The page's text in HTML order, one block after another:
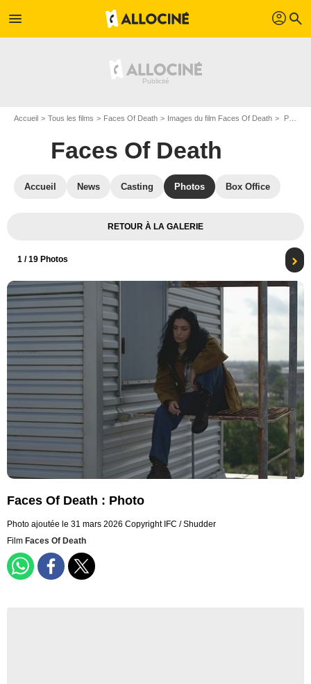
menu profil search
Accueil Tous les films Faces Of Death Images du film Faces Of Death Photo du film Faces Of Death - Photo 1
Faces Of Death
Accueil News Casting Photos Box Office
RETOUR À LA GALERIE
1 / 19 Photos
Faces Of Death : Photo
Photo ajoutée le 31 mars 2026 Copyright IFC / Shudder
Film Faces Of Death